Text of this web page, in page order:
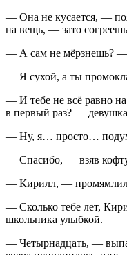
— Она не кусается, —
на вещь, — зато
— А сам не мёрзнешь? —
— Я сухой, а ты
— И тебе не всё равно
в первый раз? —
— Ну, я… просто…
— Спасибо, — взяв
— Кирилл, —
— Сколько тебе лет,
школьника улыбкой.
— Четырнадцать, —